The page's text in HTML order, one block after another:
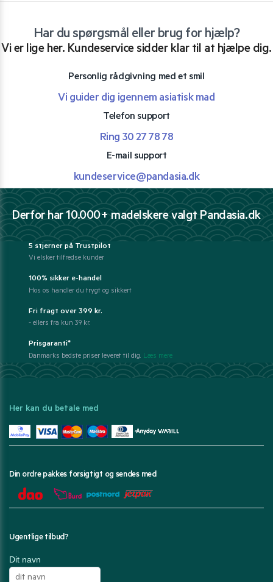
Har du spørgsmål eller brug for hjælp?
Vi er lige her. Kundeservice sidder klar til at hjælpe dig.
Personlig rådgivning med et smil
Vi guider dig igennem asiatisk mad
Telefon support
Ring 30 27 78 78
E-mail support
kundeservice@pandasia.dk
Derfor har 10.000+ madelskere valgt Pandasia.dk
5 stjerner på Trustpilot
Vi elsker tilfredse kunder
100% sikker e-handel
Hos os handler du trygt og sikkert
Fri fragt over 399 kr.
- ellers fra kun 39 kr.
Prisgaranti*
Danmarks bedste priser leveret til dig. Læs mere
Her kan du betale med
Din ordre pakkes forsigtigt og sendes med
Ugentlige tilbud?
Dit navn